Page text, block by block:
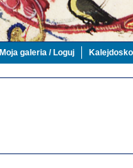
Moja galeria / Loguj